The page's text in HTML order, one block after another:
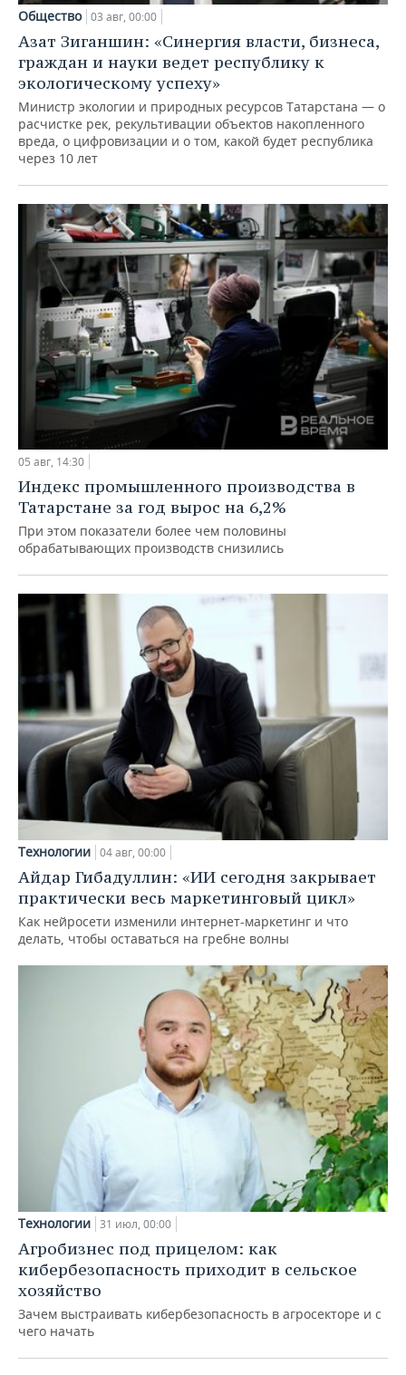
Общество 03 авг, 00:00
Азат Зиганшин: «Синергия власти, бизнеса,
граждан и науки ведет республику к
экологическому успеху»
Министр экологии и природных ресурсов Татарстана — о
расчистке рек, рекультивации объектов накопленного
вреда, о цифровизации и о том, какой будет республика
через 10 лет
05 авг, 14:30
Индекс промышленного производства в
Татарстане за год вырос на 6,2%
При этом показатели более чем половины
обрабатывающих производств снизились
Технологии 04 авг, 00:00
Айдар Гибадуллин: «ИИ сегодня закрывает
практически весь маркетинговый цикл»
Как нейросети изменили интернет-маркетинг и что
делать, чтобы оставаться на гребне волны
Технологии 31 июл, 00:00
Агробизнес под прицелом: как
кибербезопасность приходит в сельское
хозяйство
Зачем выстраивать кибербезопасность в агросекторе и с
чего начать